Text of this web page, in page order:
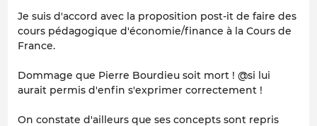
Je suis d'accord avec la proposition post-it de faire des
cours pédagogique d'économie/finance à la Cours de
France.
Dommage que Pierre Bourdieu soit mort ! @si lui
aurait permis d'enfin s'exprimer correctement !
On constate d'ailleurs que ses concepts sont repris